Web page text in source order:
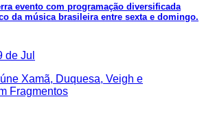
evento com programação diversificada
da música brasileira entre sexta e domingo.
de Jul